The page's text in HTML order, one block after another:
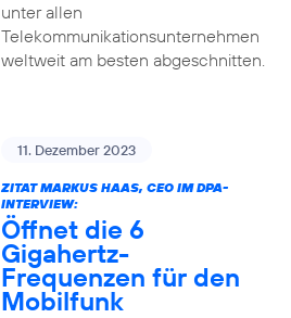
unter allen
Telekommunikationsunternehmen
weltweit am besten abgeschnitten.
11. Dezember 2023
ZITAT MARKUS HAAS, CEO IM DPA-
INTERVIEW:
Öffnet die 6
Gigahertz-
Frequenzen für den
Mobilfunk